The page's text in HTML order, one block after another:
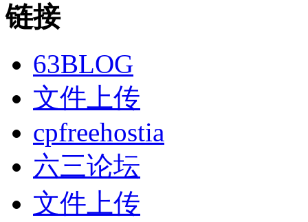
链接
63BLOG
文件上传
cpfreehostia
六三论坛
文件上传